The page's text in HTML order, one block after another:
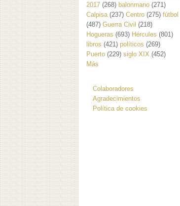
2017 (268) balonmano (271)
Calpisa (237) Centro (275) fútbol
(487) Guerra Civil (218)
Hogueras (693) Hércules (801)
libros (421) políticos (269)
Puerto (229) siglo XIX (452)
Más
Colaboradores
Agradecimientos
Política de cookies